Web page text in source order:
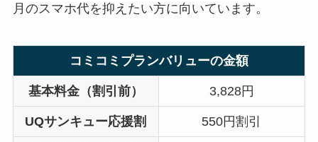
月のスマホ代を抑えたい方に向いています。
コミコミプランバリューの金額
基本料金（割引前） 3,828円
UQサンキュー応援割 550円割引